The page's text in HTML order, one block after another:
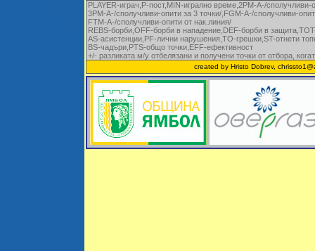
PLAYER-играч,P-пост,MIN-игрално време,2PM-A-/сполучливи-
3PM-A-/сполучливи-опити за 3 точки/,FGM-A-/сполучливи-
FTM-A-/сполучливи-опити от нак.линия/
REBS-борби,OFF-борби в нападение,DEF-борби в защита
AS-асистенции,PF-лични нарушения, TO-грешки, ST-отнети
BS-чадъри, PTS-общо точки ,EFF-ефективност
+/- разликата м/у отбелязани и получени точки от отбора,
created by Hristo Dobrev,